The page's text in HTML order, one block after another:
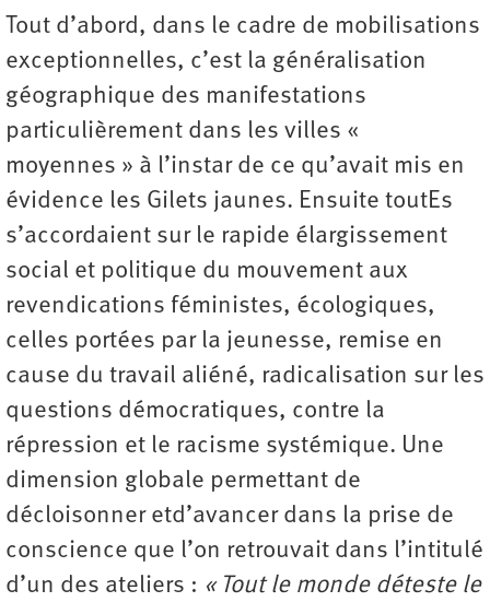
Tout d’abord, dans le cadre de mobilisations
exceptionnelles, c’est la généralisation
géographique des manifestations
particulièrement dans les villes «
moyennes » à l’instar de ce qu’avait mis en
évidence les Gilets jaunes. Ensuite toutEs
s’accordaient sur le rapide élargissement
social et politique du mouvement aux
revendications féministes, écologiques,
celles portées par la jeunesse, remise en
cause du travail aliéné, radicalisation sur les
questions démocratiques, contre la
répression et le racisme systémique. Une
dimension globale permettant de
décloisonner etd’avancer dans la prise de
conscience que l’on retrouvait dans l’intitulé
d’un des ateliers : « Tout le monde déteste le